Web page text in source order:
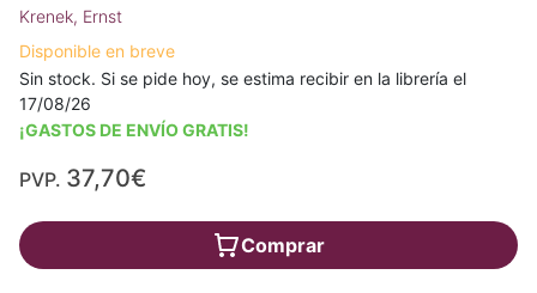
Krenek, Ernst
Disponible en breve
Sin stock. Si se pide hoy, se estima recibir en la librería el
17/08/26
¡GASTOS DE ENVÍO GRATIS!
PVP. 37,70€
Comprar